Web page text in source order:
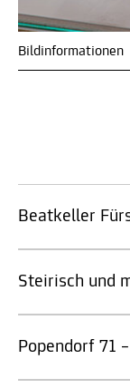
Bildinformationen
Beatkeller
Steirisch und
Popendorf 71